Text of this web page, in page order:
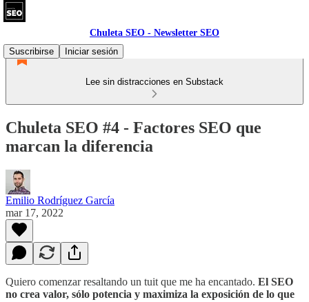
Chuleta SEO - Newsletter SEO
Suscribirse
Iniciar sesión
Lee sin distracciones en Substack
Chuleta SEO #4 - Factores SEO que
marcan la diferencia
Emilio Rodríguez García
mar 17, 2022
Quiero comenzar resaltando un tuit que me ha encantado. El SEO
no crea valor, sólo potencia y maximiza la exposición de lo que